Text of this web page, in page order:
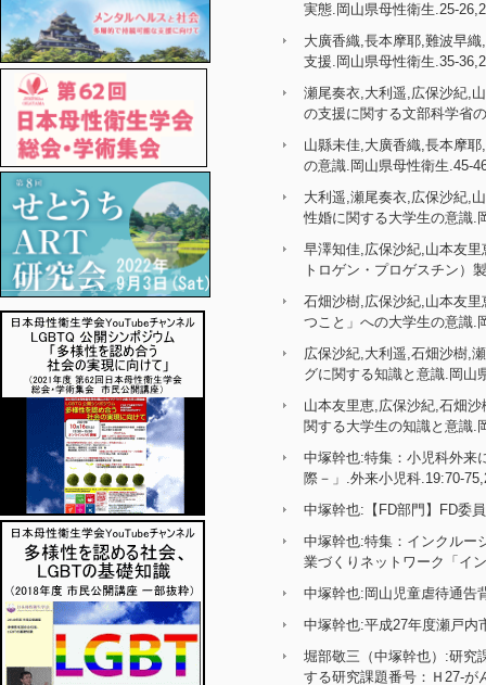
実態.岡山県母性衛生.25-
大廣香織,長本摩耶,難波早
支援.岡山県母性衛生.35-
瀬尾奏衣,大利遥,広保沙紀,
の支援に関する文部科学省
山縣未佳,大廣香織,長本摩
の意識.岡山県母性衛生.45-
大利遥,瀬尾奏衣,広保沙紀,
性婚に関する大学生の意識.
早澤知佳,広保沙紀,山本友
トロゲン・プロゲスチン）
石畑沙樹,広保沙紀,山本友
つこと」への大学生の意識.
広保沙紀,大利遥,石畑沙樹,
グに関する知識と意識.岡山
山本友里恵,広保沙紀,石畑
関する大学生の知識と意識.
中塚幹也:特集：小児科外来
際－」.外来小児科.19:70-
中塚幹也:【FD部門】FD委
中塚幹也:特集：インクルー
業づくりネットワーク「イ
中塚幹也:岡山児童虐待通告
中塚幹也:平成27年度瀬戸内
堀部敬三（中塚幹也）:研究
する研究課題番号：Ｈ27-が